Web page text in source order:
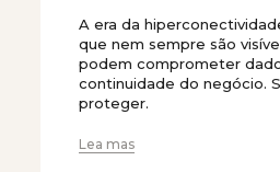
A era da
que nem sempre são
podem comprometer
continuidade do negócio.
proteger.
Lea mas